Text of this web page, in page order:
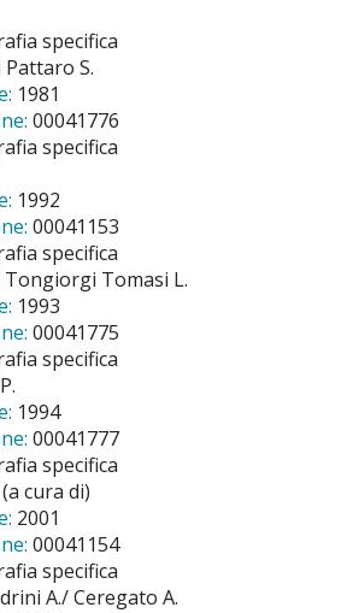
specifica
S.
1981
00041776
specifica
1992
00041153
specifica
Tongiorgi Tomasi L.
1993
00041775
specifica
1994
00041777
specifica
cura di)
2001
00041154
specifica
A./ Ceregato A.